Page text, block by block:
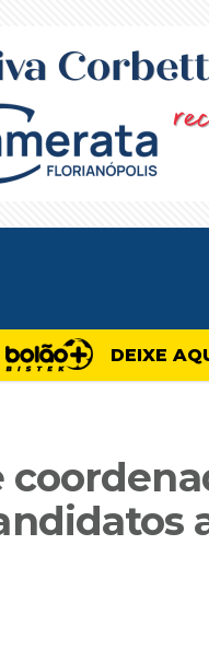
DEIXE